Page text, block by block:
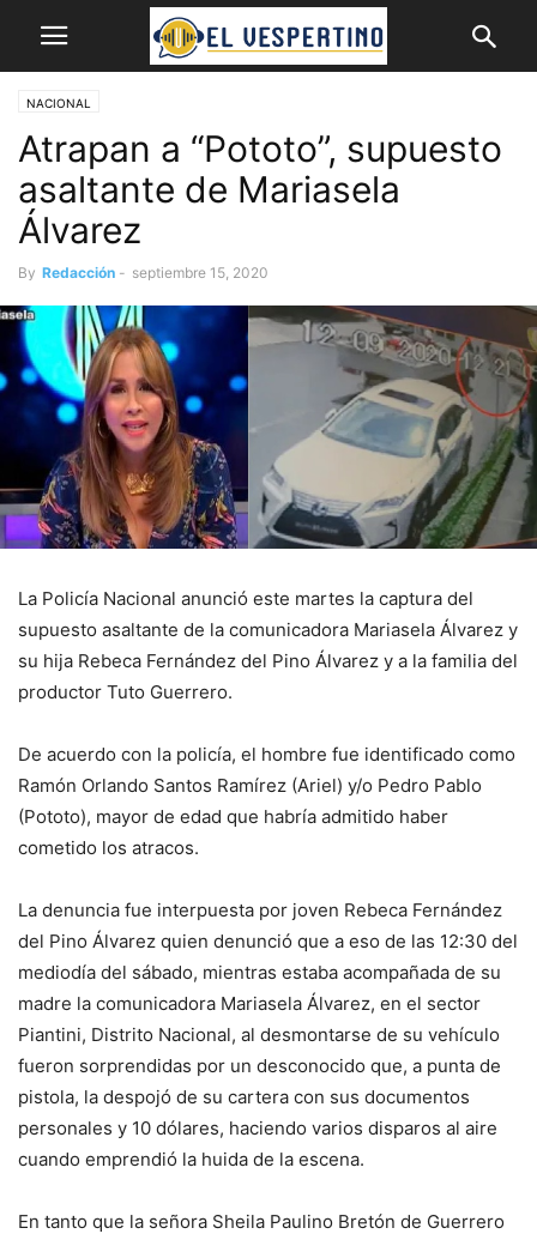
NACIONAL
Atrapan a “Pototo”, supuesto
asaltante de Mariasela
Álvarez
By Redacción - septiembre 15, 2020
La Policía Nacional anunció este martes la captura del
supuesto asaltante de la comunicadora Mariasela Álvarez y
su hija Rebeca Fernández del Pino Álvarez y a la familia del
productor Tuto Guerrero.
De acuerdo con la policía, el hombre fue identificado como
Ramón Orlando Santos Ramírez (Ariel) y/o Pedro Pablo
(Pototo), mayor de edad que habría admitido haber
cometido los atracos.
La denuncia fue interpuesta por joven Rebeca Fernández
del Pino Álvarez quien denunció que a eso de las 12:30 del
mediodía del sábado, mientras estaba acompañada de su
madre la comunicadora Mariasela Álvarez, en el sector
Piantini, Distrito Nacional, al desmontarse de su vehículo
fueron sorprendidas por un desconocido que, a punta de
pistola, la despojó de su cartera con sus documentos
personales y 10 dólares, haciendo varios disparos al aire
cuando emprendió la huida de la escena.
En tanto que la señora Sheila Paulino Bretón de Guerrero